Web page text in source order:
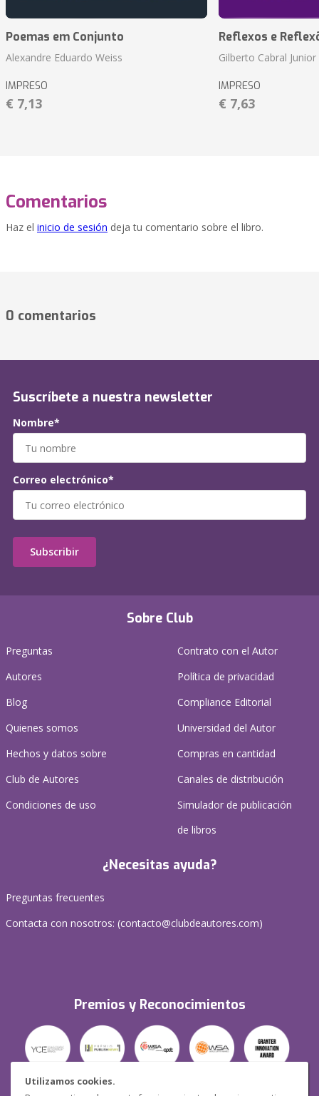
Utilizamos cookies.
Poemas em Conjunto
Alexandre Eduardo Weiss
IMPRESO
€ 7,13
Reflexos e
Gilberto Cabral Junior
IMPRESO
€ 7,63
Comentarios
Haz el inicio de sesión deja tu comentario sobre el libro.
0 comentarios
Sobre Club
Preguntas
Autores
Blog
Quienes somos
Hechos y datos sobre
Club de Autores
Condiciones de uso
Contrato con el Autor
Política de privacidad
Compliance Editorial
Universidad del Autor
Compras en cantidad
Canales de distribución
Simulador de publicación
de libros
¿Necesitas ayuda?
Preguntas frecuentes
Contacta con nosotros: (contacto@clubdeautores.com)
Premios y Reconocimientos
Suscríbete a nuestra newsletter
Nombre*
Correo electrónico*
Subscribir